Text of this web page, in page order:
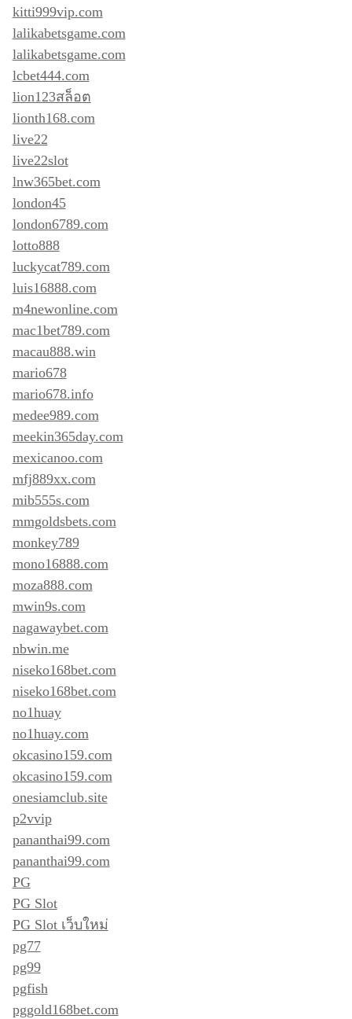
kitti999vip.com
lalikabetsgame.com
lalikabetsgame.com
lcbet444.com
lion123สล็อต
lionth168.com
live22
live22slot
lnw365bet.com
london45
london6789.com
lotto888
luckycat789.com
luis16888.com
m4newonline.com
mac1bet789.com
macau888.win
mario678
mario678.info
medee989.com
meekin365day.com
mexicanoo.com
mfj889xx.com
mib555s.com
mmgoldsbets.com
monkey789
mono16888.com
moza888.com
mwin9s.com
nagawaybet.com
nbwin.me
niseko168bet.com
niseko168bet.com
no1huay
no1huay.com
okcasino159.com
okcasino159.com
onesiamclub.site
p2vvip
pananthai99.com
pananthai99.com
PG
PG Slot
PG Slot เว็บใหม่
pg77
pg99
pgfish
pggold168bet.com